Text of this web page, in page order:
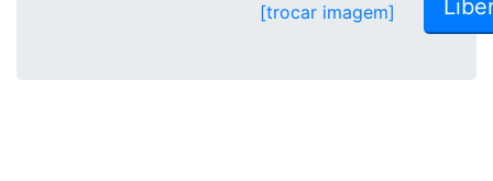
[trocar imagem]